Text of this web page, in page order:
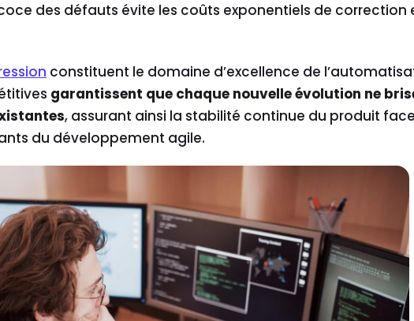
des défauts évite les coûts exponentiels de correction
constituent le domaine d’excellence de
garantissent que chaque nouvelle évolution ne
, assurant ainsi la stabilité continue du produit
du développement agile.